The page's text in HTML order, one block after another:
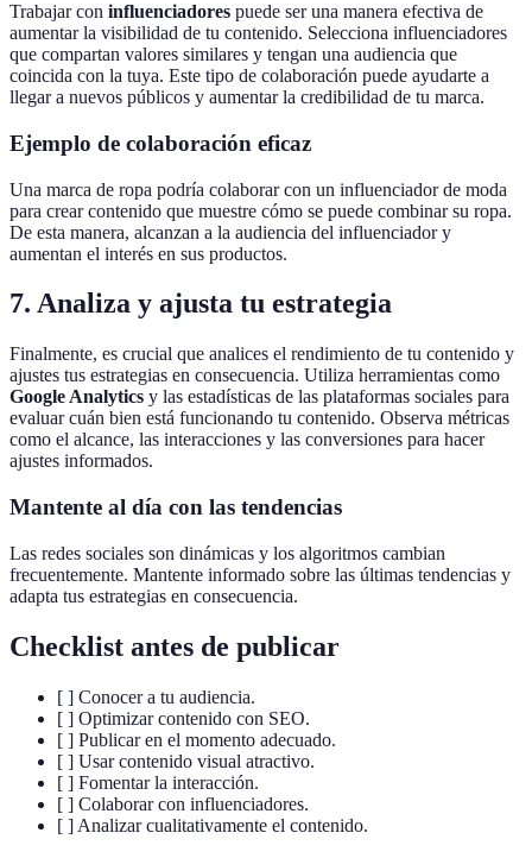
Trabajar con influenciadores puede ser una manera efectiva de
aumentar la visibilidad de tu contenido. Selecciona influenciadores
que compartan valores similares y tengan una audiencia que
coincida con la tuya. Este tipo de colaboración puede ayudarte a
llegar a nuevos públicos y aumentar la credibilidad de tu marca.
Ejemplo de colaboración eficaz
Una marca de ropa podría colaborar con un influenciador de moda
para crear contenido que muestre cómo se puede combinar su ropa.
De esta manera, alcanzan a la audiencia del influenciador y
aumentan el interés en sus productos.
7. Analiza y ajusta tu estrategia
Finalmente, es crucial que analices el rendimiento de tu contenido y
ajustes tus estrategias en consecuencia. Utiliza herramientas como
Google Analytics y las estadísticas de las plataformas sociales para
evaluar cuán bien está funcionando tu contenido. Observa métricas
como el alcance, las interacciones y las conversiones para hacer
ajustes informados.
Mantente al día con las tendencias
Las redes sociales son dinámicas y los algoritmos cambian
frecuentemente. Mantente informado sobre las últimas tendencias y
adapta tus estrategias en consecuencia.
Checklist antes de publicar
[ ] Conocer a tu audiencia.
[ ] Optimizar contenido con SEO.
[ ] Publicar en el momento adecuado.
[ ] Usar contenido visual atractivo.
[ ] Fomentar la interacción.
[ ] Colaborar con influenciadores.
[ ] Analizar cualitativamente el contenido.